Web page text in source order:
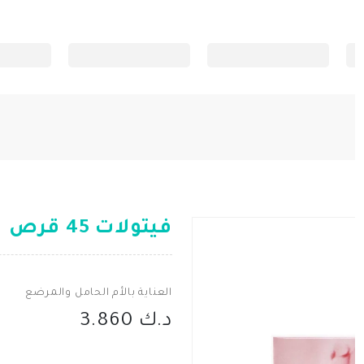
فيتولات 45 قرص
العناية بالأم الحامل والمرضع
د.ك 3.860